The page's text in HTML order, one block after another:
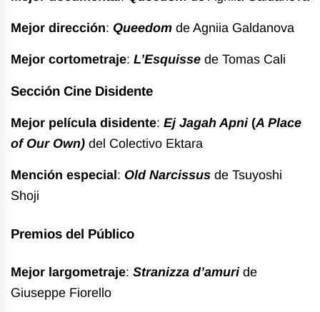
Mejor dirección: Queedom de Agniia Galdanova
Mejor cortometraje: L’Esquisse de Tomas Cali
Sección Cine Disidente
Mejor película disidente: Ej Jagah Apni (A Place
of Our Own) del Colectivo Ektara
Mención especial: Old Narcissus de Tsuyoshi
Shoji
Premios del Público
Mejor largometraje: Stranizza d’amuri de
Giuseppe Fiorello